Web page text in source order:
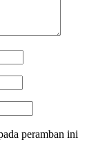
peramban ini